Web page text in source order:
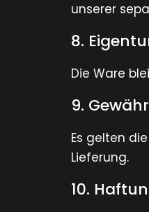
unserer
8.
Die Ware
9.
Es gelten
Lieferung.
10.